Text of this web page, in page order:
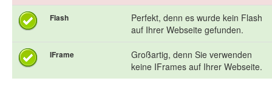
Flash
Perfekt, denn es wurde kein Flash
auf Ihrer Webseite gefunden.
IFrame
Großartig, denn Sie verwenden
keine IFrames auf Ihrer Webseite.